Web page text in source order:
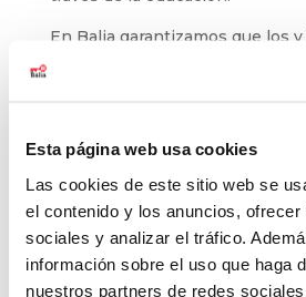
Esta página web usa cookies
Las cookies de este sitio web se
el contenido y los anuncios, ofrecer
sociales y analizar el tráfico.
información sobre el uso que haga
nuestros partners de redes
En Balia garantizamos que los
tengan una educación
colaboradores que creen que la
plazo permite crear una
mejor y más justo.